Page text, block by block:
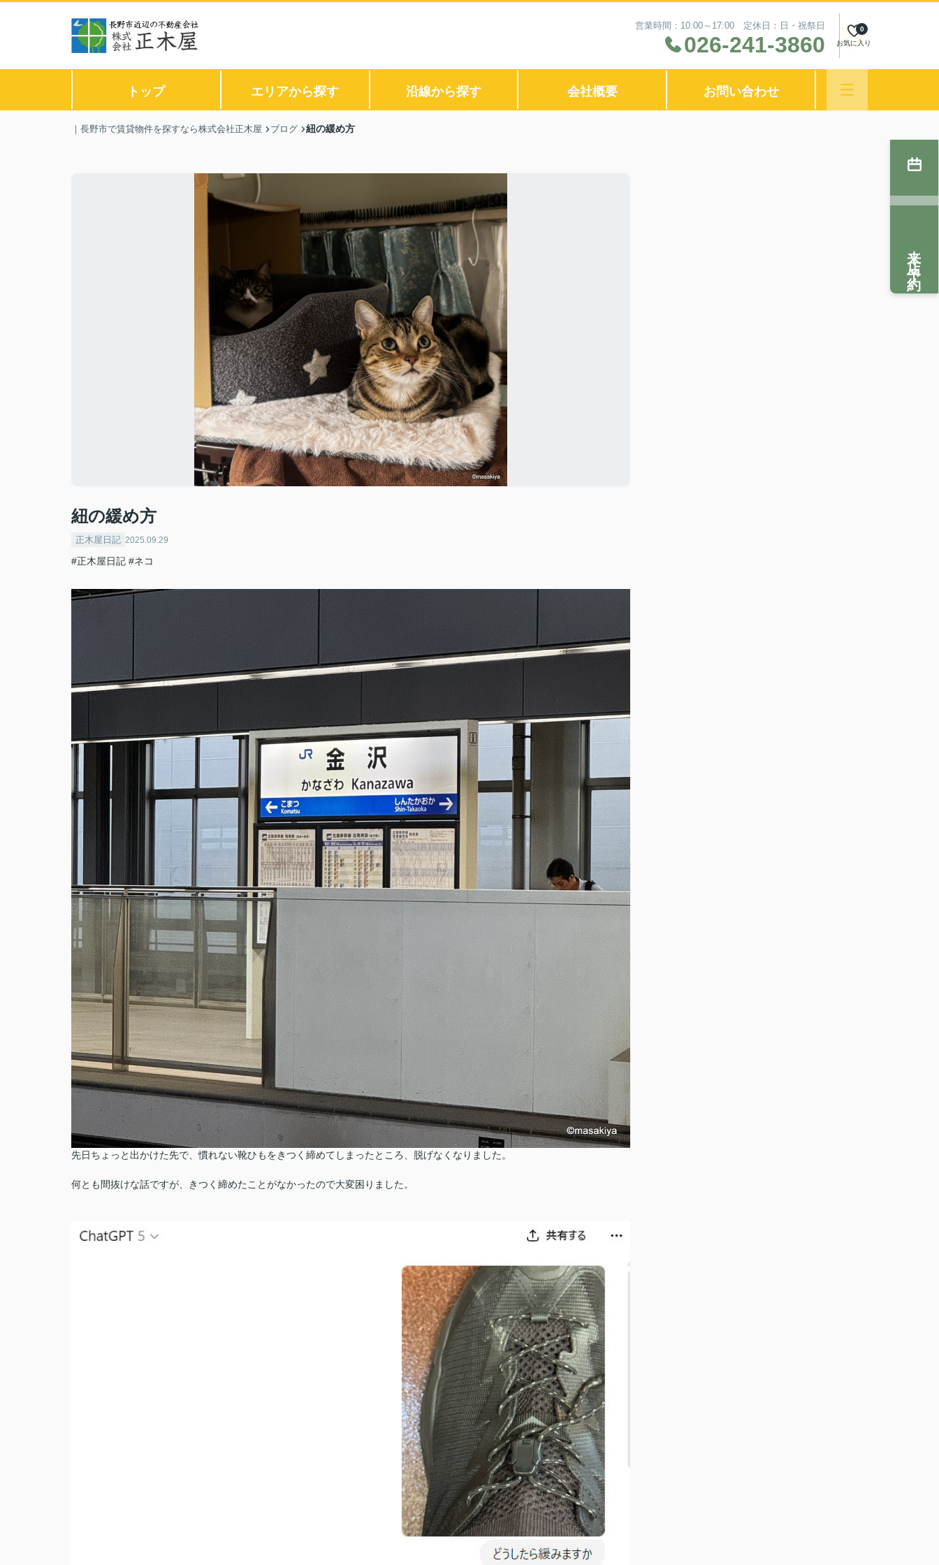
営業時間：10:00～17:00 定休日：日・祝祭日
026-241-3860 お気に入り
0
トップ エリアから探す 沿線から探す 会社概要 お問い合わせ
｜長野市で賃貸物件を探すなら株式会社正木屋 ブログ 紐の緩め方
紐の緩め方
正木屋日記 2025.09.29
#正木屋日記 #ネコ
先日ちょっと出かけた先で、慣れない靴ひもをきつく締めてしまったところ、脱げなくなりました。
何とも間抜けな話ですが、きつく締めたことがなかったので大変困りました。
来店予約